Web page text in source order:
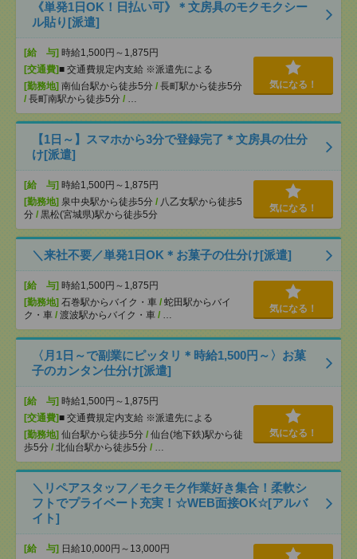
《単発1日OK！日払い可》＊文房具のモクモクシー
ル貼り[派遣]
[給 与] 時給1,500円～1,875円
[交通費]■ 交通費規定内支給 ※派遣先による
[勤務地] 南仙台駅から徒歩5分 / 長町駅から徒歩5分
/ 長町南駅から徒歩5分 / …
気になる！
【1日～】スマホから3分で登録完了＊文房具の仕分
け[派遣]
[給 与] 時給1,500円～1,875円
[勤務地] 泉中央駅から徒歩5分 / 八乙女駅から徒歩5
分 / 黒松(宮城県)駅から徒歩5分
気になる！
＼来社不要／単発1日OK＊お菓子の仕分け[派遣]
[給 与] 時給1,500円～1,875円
[勤務地] 石巻駅からバイク・車 / 蛇田駅からバイ
ク・車 / 渡波駅からバイク・車 / …
気になる！
〈月1日～で副業にピッタリ＊時給1,500円～〉お菓
子のカンタン仕分け[派遣]
[給 与] 時給1,500円～1,875円
[交通費]■ 交通費規定内支給 ※派遣先による
[勤務地] 仙台駅から徒歩5分 / 仙台(地下鉄)駅から徒
歩5分 / 北仙台駅から徒歩5分 / …
気になる！
＼リペアスタッフ／モクモク作業好き集合！柔軟シ
フトでプライベート充実！☆WEB面接OK☆[アルバ
イト]
[給 与] 日給10,000円～13,000円